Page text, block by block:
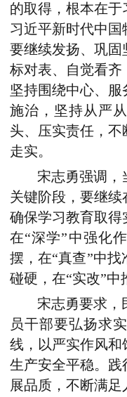
的取得，根本在
习近平新时代中国
要继续发扬、巩
标对表、自觉看齐
坚持围绕中心、
施治，坚持从严
头、压实责任，
走实。
宋志勇强调，
关键阶段，要继续
确保学习教育取得
在“深学”中强化
摆，在“真查”中
碰硬，在“实改”中
宋志勇要求，
员干部要弘扬求
线，以严实作风
生产安全平稳。
展品质，不断满